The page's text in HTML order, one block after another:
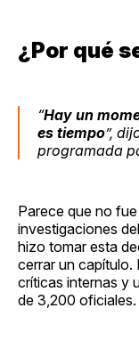
¿Por qué
“Hay un
es tiempo”,
programada
Parece que no
investigaciones
hizo tomar esta
cerrar un capítulo.
críticas internas y
de 3,200 oficiales.